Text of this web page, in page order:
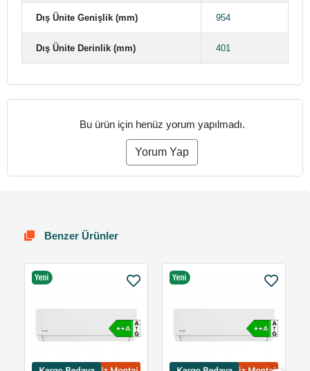
Dış Ünite Genişlik (mm) 954
Dış Ünite Derinlik (mm) 401
Bu ürün için henüz yorum yapılmadı.
Yorum Yap
Benzer Ürünler